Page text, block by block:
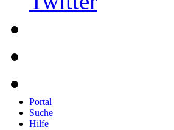
Portal
Suche
Hilfe